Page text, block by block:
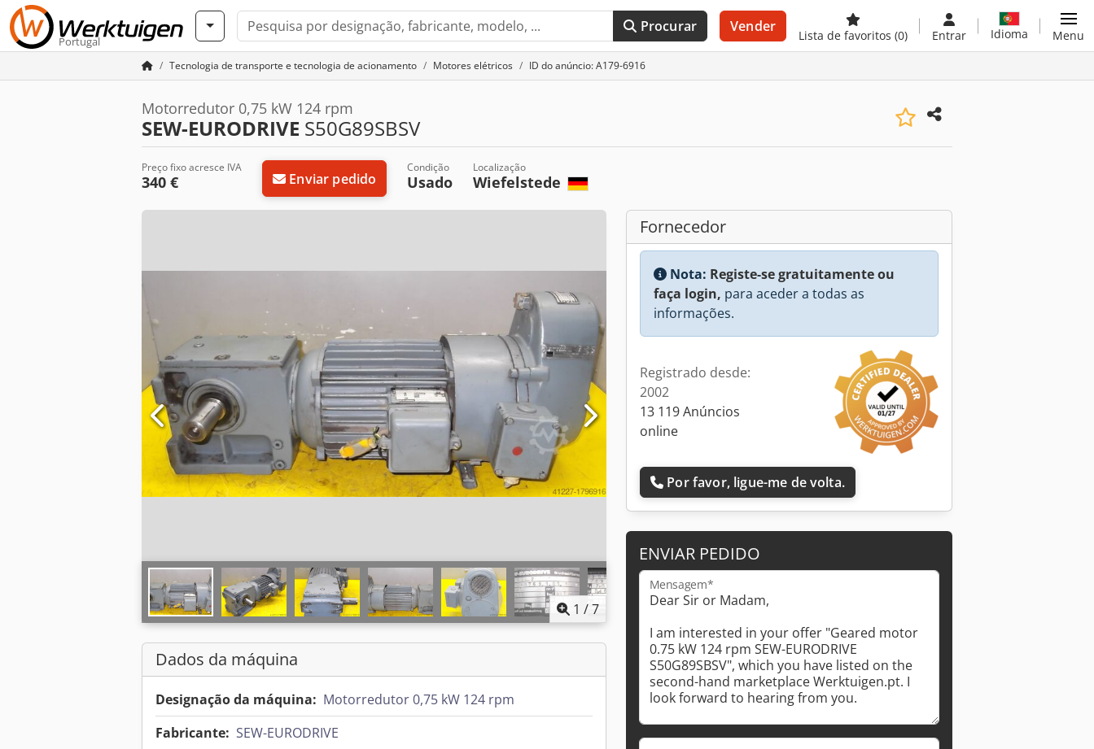
Portugal
Procurar Vender
Lista de favoritos (0) Entrar Idioma Menu
Tecnologia de transporte e tecnologia de acionamento Motores elétricos ID do anúncio: A179-6916
Motorredutor 0,75 kW 124 rpm
SEW-EURODRIVE S50G89SBSV
Preço fixo acresce IVA
340 € Enviar pedido
Condição
Usado
Localização
Wiefelstede
1 /7
Dados da máquina
Designação da máquina: Motorredutor 0,75 kW 124 rpm
Fabricante: SEW-EURODRIVE
Fornecedor
Nota: Registe-se gratuitamente ou
faça login, para aceder a todas as
informações.
Registrado desde:
2002
13 119 Anúncios
online
Por favor, ligue-me de volta.
ENVIAR PEDIDO
Mensagem*